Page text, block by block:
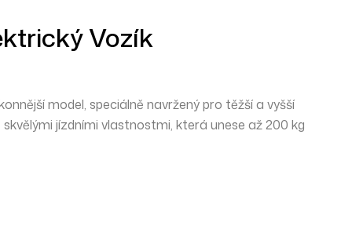
Vozík
model, speciálně navržený pro těžší a vyšší
jízdními vlastnostmi, která unese až 200 kg